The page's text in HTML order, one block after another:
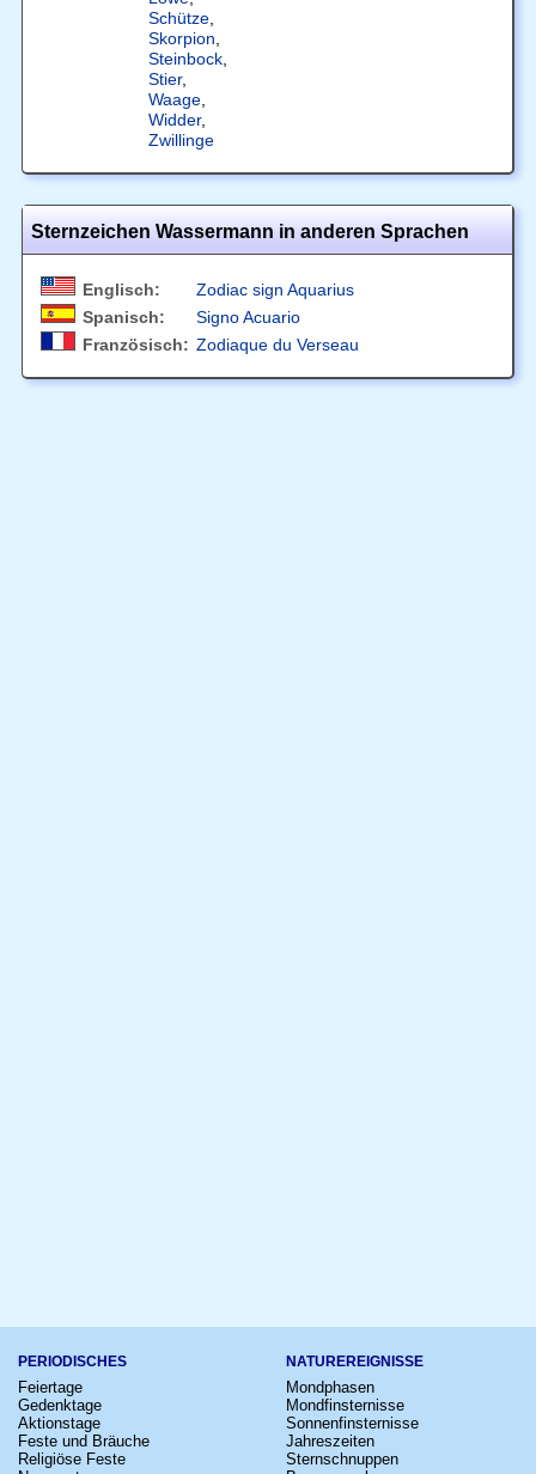
Schütze,
Skorpion,
Steinbock,
Stier,
Waage,
Widder,
Zwillinge
Sternzeichen Wassermann in anderen Sprachen
Englisch:
Zodiac sign Aquarius
Spanisch:
Signo Acuario
Französisch: Zodiaque du Verseau
PERIODISCHES
Feiertage
Gedenktage
Aktionstage
Feste und Bräuche
Religiöse Feste
NATUREREIGNISSE
Mondphasen
Mondfinsternisse
Sonnenfinsternisse
Jahreszeiten
Sternschnuppen